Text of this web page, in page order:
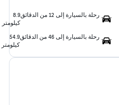
رحلة بالسيارة إلى 12 من الدقائق
8.9
كيلومتر
رحلة بالسيارة إلى 46 من الدقائق
54.9
كيلومتر